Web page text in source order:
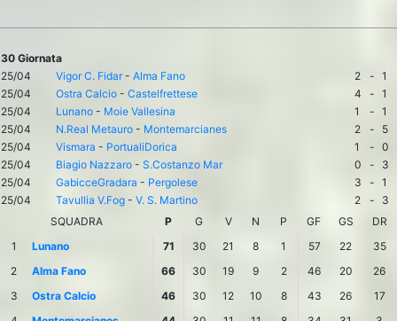
30 Giornata
25/04
Vigor C. Fidar- Alma Fano 2 - 1
25/04
Ostra Calcio - Castelfrettese 4 - 1
25/04
Lunano - Moie Vallesina 1 - 1
25/04
N.Real Metauro - Montemarcianes 2 -
5
25/04
Vismara - PortualiDorica 1 - 0
25/04
Biagio Nazzaro - S.Costanzo Mar 0 -
3
25/04
GabicceGradara - Pergolese 3 - 1
25/04
Tavullia V.Fog - V. S. Martino 2 -
3
SQUADRA
P G V N P GF GS
DR
1
Lunano 71 30 21 8 1 57 22
35
2
Alma Fano 66 30 19 9 2 46 20
26
3
Ostra Calcio 46 30 12 10 8 43 26
17